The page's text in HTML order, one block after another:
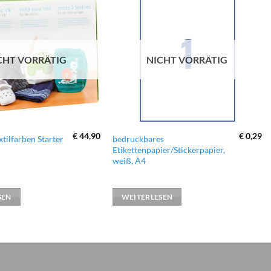
zur
Wunschliste
VORRÄTIG
Starter
€44,90
NICHT VORRÄTIG
bedruckbares
Etikettenpapier/Stickerpapier,
weiß, A4
€0,29
WEITERLESEN